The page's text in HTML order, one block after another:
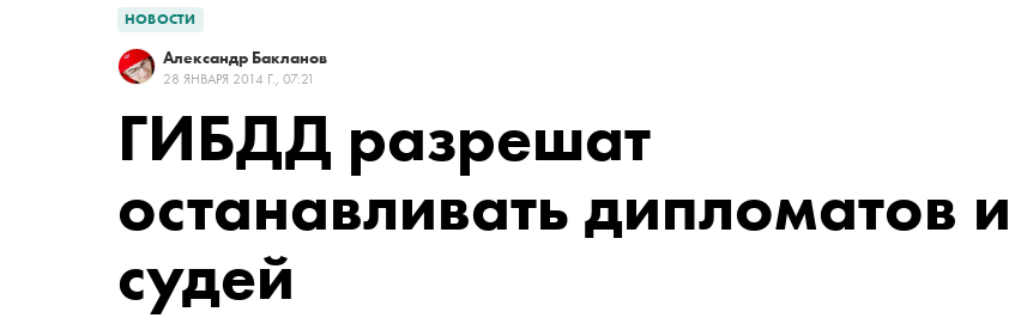
НОВОСТИ
Александр Бакланов
28 ЯНВАРЯ 2014 Г., 07:21
ГИБДД разрешат
останавливать дипломатов и
судей